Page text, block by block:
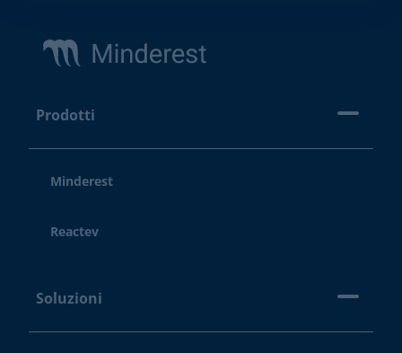
Prodotti
Minderest
Reactev
Soluzioni